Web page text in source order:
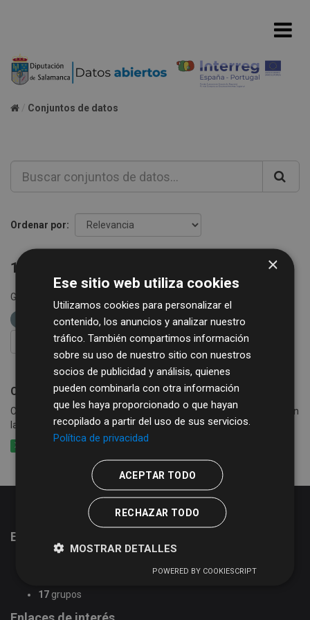
Conjuntos de datos
Ordenar por
1 conjunto de datos encontrado
Grupos:
etiquetas: alcantarillado
FILTRAR RESULTADOS
Consumo de agua, basura y alcantarillado
Consumo de agua por calle y periodo en los municipios que cobran
la tasa de agua conjuntamente con basura y alcantarillado
XLSX
Estadísticas del portal de datos abiertos
17 grupos
×
Ese sitio web utiliza cookies
Utilizamos cookies para personalizar el
contenido, los anuncios y analizar nuestro
tráfico. También compartimos información
sobre su uso de nuestro sitio con nuestros
socios de publicidad y análisis, quienes
pueden combinarla con otra información
que les haya proporcionado o que hayan
recopilado a partir del uso de sus servicios.
Política de privacidad
ACEPTAR TODO
RECHAZAR TODO
MOSTRAR DETALLES
POWERED BY COOKIESCRIPT